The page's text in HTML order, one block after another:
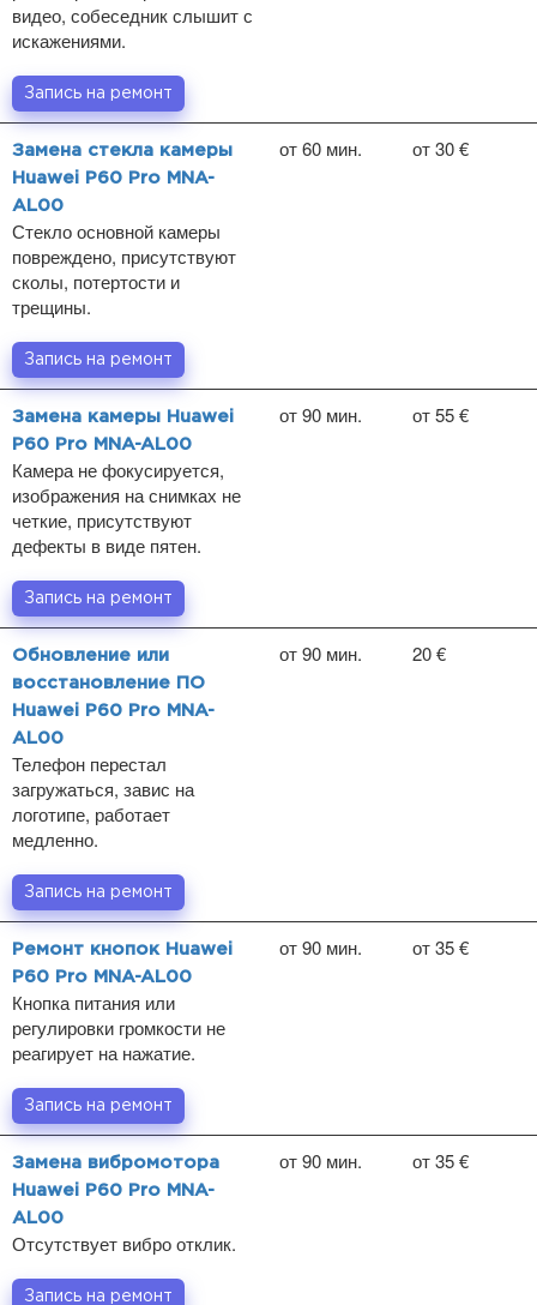
видео, собеседник слышит с
искажениями.
Запись на ремонт
Замена стекла камеры
Huawei P60 Pro MNA-
AL00
Стекло основной камеры
повреждено, присутствуют
сколы, потертости и
трещины.
от 60 мин. от 30 €
Запись на ремонт
Замена камеры Huawei
P60 Pro MNA-AL00
Камера не фокусируется,
изображения на снимках не
четкие, присутствуют
дефекты в виде пятен.
от 90 мин. от 55 €
Запись на ремонт
Обновление или
восстановление ПО
Huawei P60 Pro MNA-
AL00
Телефон перестал
загружаться, завис на
логотипе, работает
медленно.
от 90 мин. 20 €
Запись на ремонт
Ремонт кнопок Huawei
P60 Pro MNA-AL00
Кнопка питания или
регулировки громкости не
реагирует на нажатие.
от 90 мин. от 35 €
Запись на ремонт
Замена вибромотора
Huawei P60 Pro MNA-
AL00
Отсутствует вибро отклик.
от 90 мин. от 35 €
Запись на ремонт